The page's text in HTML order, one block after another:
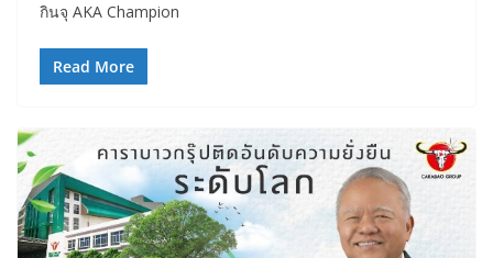
กินจุ AKA Champion
Read More